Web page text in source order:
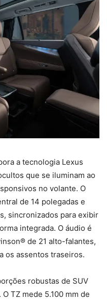
a tecnologia Lexus
que se iluminam ao
no volante. O
de 14 polegadas e
sincronizados para exibir
integrada. O áudio é
de 21 alto-falantes,
os assentos traseiros.
robustas de SUV
TZ mede 5.100 mm de